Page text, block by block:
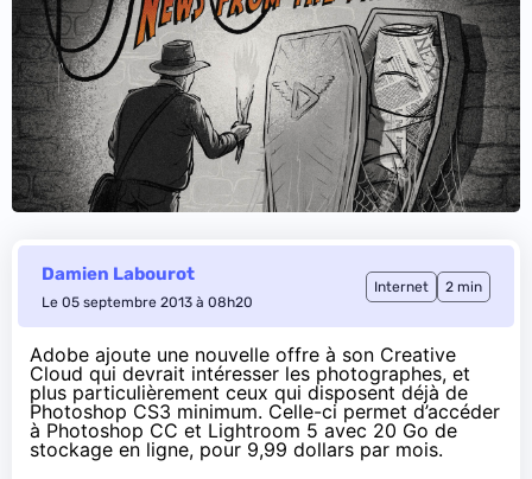
Damien Labourot
Le 05 septembre 2013 à 08h20
Internet 2 min
Adobe ajoute une nouvelle offre à son Creative
Cloud qui devrait intéresser les photographes, et
plus particulièrement ceux qui disposent déjà de
Photoshop CS3 minimum. Celle-ci permet d’accéder
à Photoshop CC et Lightroom 5 avec 20 Go de
stockage en ligne, pour 9,99 dollars par mois.